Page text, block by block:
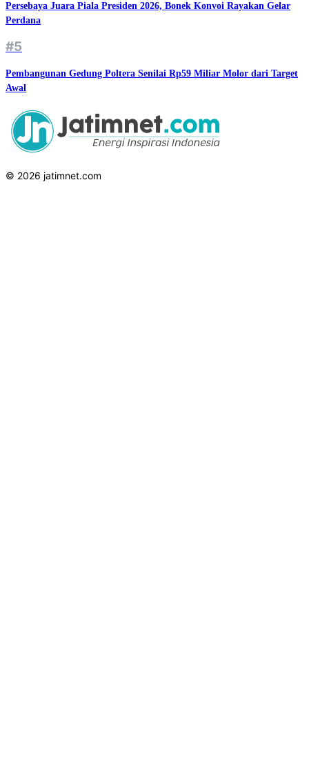
Persebaya Juara Piala Presiden 2026, Bonek Konvoi Rayakan Gelar
Perdana
#5
Pembangunan Gedung Poltera Senilai Rp59 Miliar Molor dari Target
Awal
© 2026 jatimnet.com